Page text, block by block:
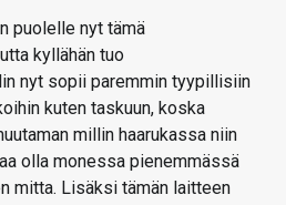
puolelle nyt tämä
kyllähän tuo
nyt sopii paremmin tyypillisiin
kuten taskuun, koska
millin haarukassa niin
olla monessa pienemmässä
mitta. Lisäksi tämän laitteen